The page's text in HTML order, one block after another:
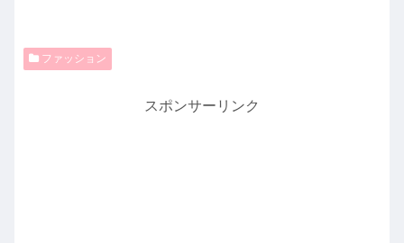
ファッション
スポンサーリンク